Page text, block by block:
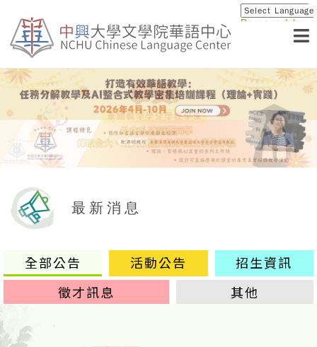
Powered by
最新消息
全部公告 活動公告
招生資訊
徵才訊息
其他